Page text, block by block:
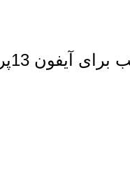
آیفون 13پرو